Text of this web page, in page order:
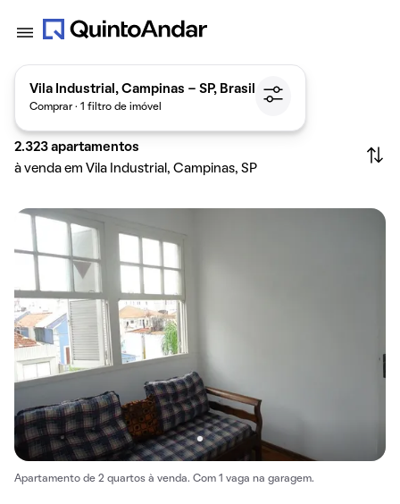
Vila Industrial, Campinas - SP, Brasil
Comprar · 1 filtro de imóvel
2.323 apartamentos
à venda em Vila Industrial, Campinas, SP
Apartamento de 2 quartos à venda. Com 1 vaga na garagem.